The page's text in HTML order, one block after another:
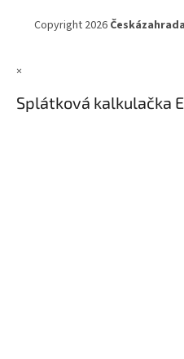
Copyright 2026
×
Splátková kalkulačka